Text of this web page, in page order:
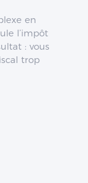
en
l’impôt
: vous
trop